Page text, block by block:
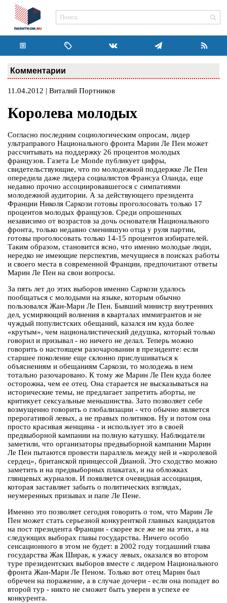
Комментарии
11.04.2012 | Виталий Портников
Королева молодых
Согласно последним социологическим опросам, лидер
ультраправого Национального фронта Марин Ле Пен может
рассчитывать на поддержку 26 процентов молодых
французов. Газета Le Monde публикует цифры,
свидетельствующие, что по молодежной поддержке Ле Пен
опередила даже лидера социалистов Франсуа Оланда, еще
недавно прочно ассоциировавшегося с симпатиями
молодежной аудитории. А за действующего президента
Франции Николя Саркози готовы проголосовать только 17
процентов молодых французов. Среди опрошенных
независимо от возрастов за дочь основателя Национального
фронта, только недавно сменившую отца у руля партии,
готовы проголосовать только 14-15 процентов избирателей.
Таким образом, становится ясно, что именно молодые люди,
нередко не имеющие перспектив, мечущиеся в поисках работы
и своего места в современной Франции, предпочитают ответы
Марин Ле Пен на свои вопросы.
За пять лет до этих выборов именно Саркози удалось
пообщаться с молодыми на языке, которым обычно
пользовался Жан-Мари Ле Пен. Бывший министр внутренних
дел, усмиряющий волнения в кварталах иммигрантов и не
чуждый популистских обещаний, казался им куда более
«крутым», чем националистический дедушка, который только
говорил и призывал - но ничего не делал. Теперь можно
говорить о настоящем разочаровании в президенте: если
старшее поколение еще склонно прислушиваться к
объяснениям и обещаниям Саркози, то молодежь в нем
тотально разочаровано. К тому же Марин Ле Пен куда более
осторожна, чем ее отец. Она старается не высказываться на
исторические темы, не предлагает запретить аборты, не
критикует сексуальные меньшинства. Зато позволяет себе
возмущенно говорить о глобализации - что обычно является
прерогативой левых, а не правых политиков. Ну и потом она
просто красивая женщина - и использует это в своей
предвыборной кампании на полную катушку. Наблюдатели
заметили, что организаторы предвыборной кампании Марин
Ле Пен пытаются провести параллель между ней и «королевой
сердец», британской принцессой Дианой. Это сходство можно
заметить и на предвыборных плакатах, и на обложках
глянцевых журналов. И появляется очевидная ассоциация,
которая заставляет забыть о политических взглядах,
неумеренных призывах и папе Ле Пене.
Именно это позволяет сегодня говорить о том, что Марин Ле
Пен может стать серьезной конкуренткой главных кандидатов
на пост президента Франции - скорее все же не на этих, а на
следующих выборах главы государства. Ничего особо
сенсационного в этом не будет: в 2002 году тогдашний глава
государства Жак Ширак, к ужасу левых, оказался во втором
туре президентских выборов вместе с лидером Национального
фронта Жан-Мари Ле Пеном. Только вот отец Марин был
обречен на поражение, а в случае дочери - если она попадет во
второй тур - никто не сможет быть уверен в успехе ее
конкурента.